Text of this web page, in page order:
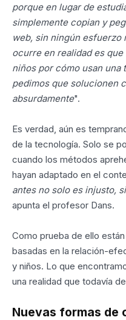
porque en lugar de
simplemente copian y
web, sin ningún esfuerzo
ocurre en realidad es
niños por cómo usan una
pedimos que solucionen
absurdamente".
Es verdad, aún es
de la tecnología. Solo se
cuando los métodos
hayan adaptado en el
antes no solo es injusto,
apunta el profesor Dans.
Como prueba de ello
basadas en la relación-
y niños. Lo que
una realidad que todavía
Nuevas formas de